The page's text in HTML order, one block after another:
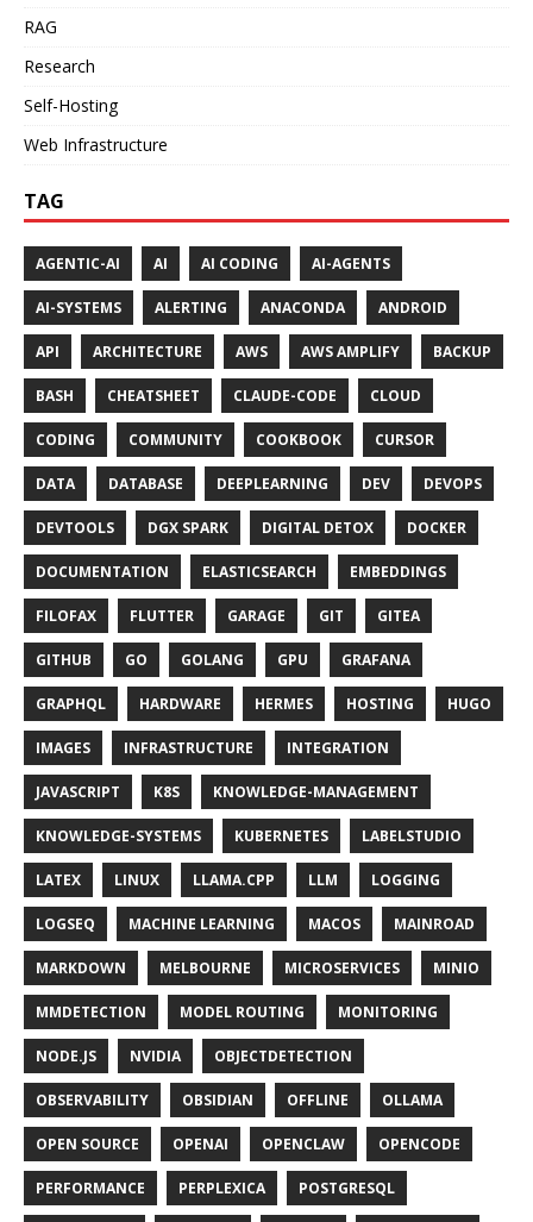
RAG
Research
Self-Hosting
Web Infrastructure
TAG
AGENTIC-AI AI AI CODING AI-AGENTS
AI-SYSTEMS ALERTING ANACONDA ANDROID
API ARCHITECTURE AWS AWS AMPLIFY BACKUP
BASH CHEATSHEET CLAUDE-CODE CLOUD
CODING COMMUNITY COOKBOOK CURSOR
DATA DATABASE DEEPLEARNING DEV DEVOPS
DEVTOOLS DGX SPARK DIGITAL DETOX DOCKER
DOCUMENTATION ELASTICSEARCH EMBEDDINGS
FILOFAX FLUTTER GARAGE GIT GITEA
GITHUB GO GOLANG GPU GRAFANA
GRAPHQL HARDWARE HERMES HOSTING HUGO
IMAGES INFRASTRUCTURE INTEGRATION
JAVASCRIPT K8S KNOWLEDGE-MANAGEMENT
KNOWLEDGE-SYSTEMS KUBERNETES LABELSTUDIO
LATEX LINUX LLAMA.CPP LLM LOGGING
LOGSEQ MACHINE LEARNING MACOS MAINROAD
MARKDOWN MELBOURNE MICROSERVICES MINIO
MMDETECTION MODEL ROUTING MONITORING
NODE.JS NVIDIA OBJECTDETECTION
OBSERVABILITY OBSIDIAN OFFLINE OLLAMA
OPEN SOURCE OPENAI OPENCLAW OPENCODE
PERFORMANCE PERPLEXICA POSTGRESQL